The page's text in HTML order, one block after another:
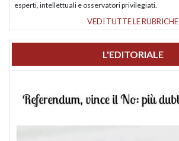
esperti, intellettuali e osservatori privilegiati.
VEDI TUTTE LE RUBRICHE
L'EDITORIALE